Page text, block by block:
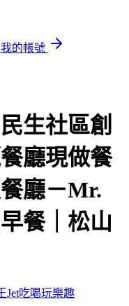
我的帳號
生社區創
廳現做餐
廳－Mr.
餐｜松山
Jet吃喝玩樂趣